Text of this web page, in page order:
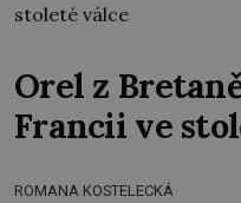
stoleté válce
Orel z
Francii ve
ROMANA KOSTELECKÁ